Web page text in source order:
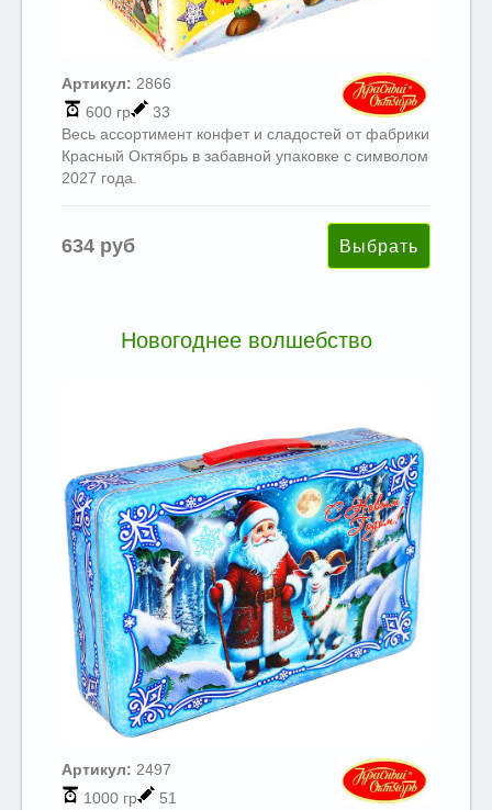
Артикул: 2866
600 гр
33
Весь ассортимент конфет и сладостей от фабрики
Красный Октябрь в забавной упаковке с символом
2027 года.
634 руб
Новогоднее волшебство
Артикул: 2497
1000 гр
51